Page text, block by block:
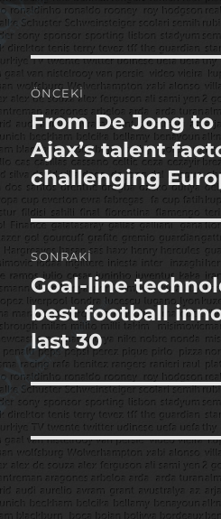
Yazı
gezinmesi
ÖNCEKI
Önceki
yazı:
From De Jong to
Ajax’s talent
challenging
SONRAKI
Sonraki
yazı:
Goal-line
best football
last 30